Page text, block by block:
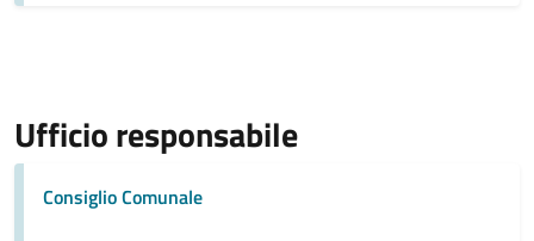
Ufficio responsabile
Consiglio Comunale